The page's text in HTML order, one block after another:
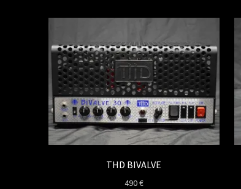
THD BIVALVE
490€